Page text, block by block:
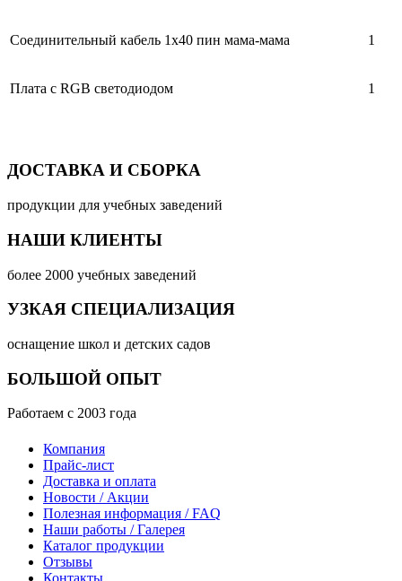
Соединительный кабель 1x40 пин мама-мама 1
Плата с RGB светодиодом 1
ДОСТАВКА И СБОРКА
продукции для учебных заведений
НАШИ КЛИЕНТЫ
более 2000 учебных заведений
УЗКАЯ СПЕЦИАЛИЗАЦИЯ
оснащение школ и детских садов
БОЛЬШОЙ ОПЫТ
Работаем с 2003 года
Компания
Прайс-лист
Доставка и оплата
Новости / Акции
Полезная информация / FAQ
Наши работы / Галерея
Каталог продукции
Отзывы
Контакты